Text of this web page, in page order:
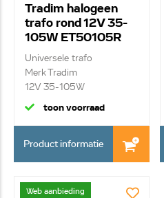
Tradim halogeen
trafo rond 12V 35-
105W ET50105R
Universele trafo
Merk Tradim
12V 35-105W
toon voorraad
Product informatie
Web aanbieding